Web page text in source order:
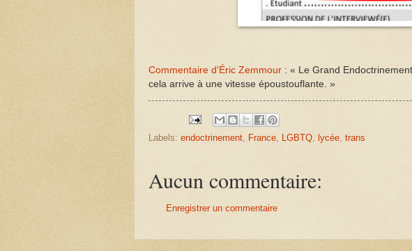
Commentaire d'Éric Zemmour : « Le Grand
cela arrive à une vitesse époustouflante. »
Labels: endoctrinement France LGBTQ lycée trans
Aucun commentaire:
Enregistrer un commentaire